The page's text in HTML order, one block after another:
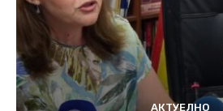
АКТУЕЛНО